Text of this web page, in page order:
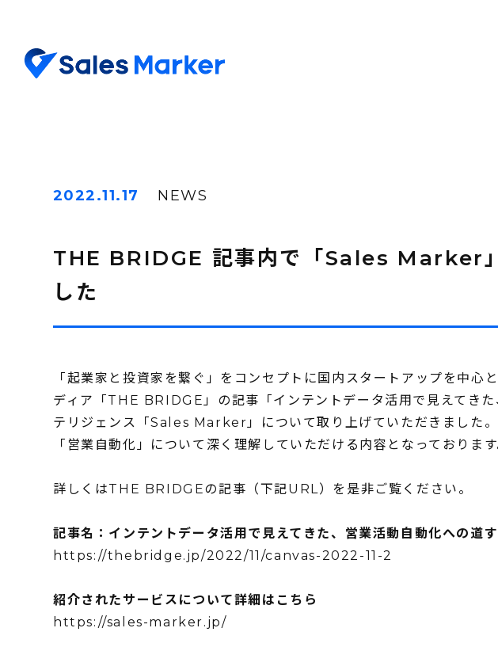
2022.11.17 NEWS
THE BRIDGE 記事内で「Sales Marker
した
「起業家と投資家を繋ぐ」をコンセプトに国内スタートアップを中心
ディア「THE BRIDGE」の記事「インテントデータ活用で見えてき
テリジェンス「Sales Marker」について取り上げていただきました。
「営業自動化」について深く理解していただける内容となっております
詳しくはTHE BRIDGEの記事（下記URL）を是非ご覧ください。
記事名：インテントデータ活用で見えてきた、営業活動自動化への道す
https://thebridge.jp/2022/11/canvas-2022-11-2
紹介されたサービスについて詳細はこちら
https://sales-marker.jp/